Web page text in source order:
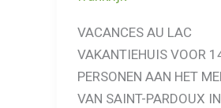
VACANCES AU LAC
VAKANTIEHUIS VOOR
PERSONEN AAN HET
VAN SAINT-PARDOUX IN